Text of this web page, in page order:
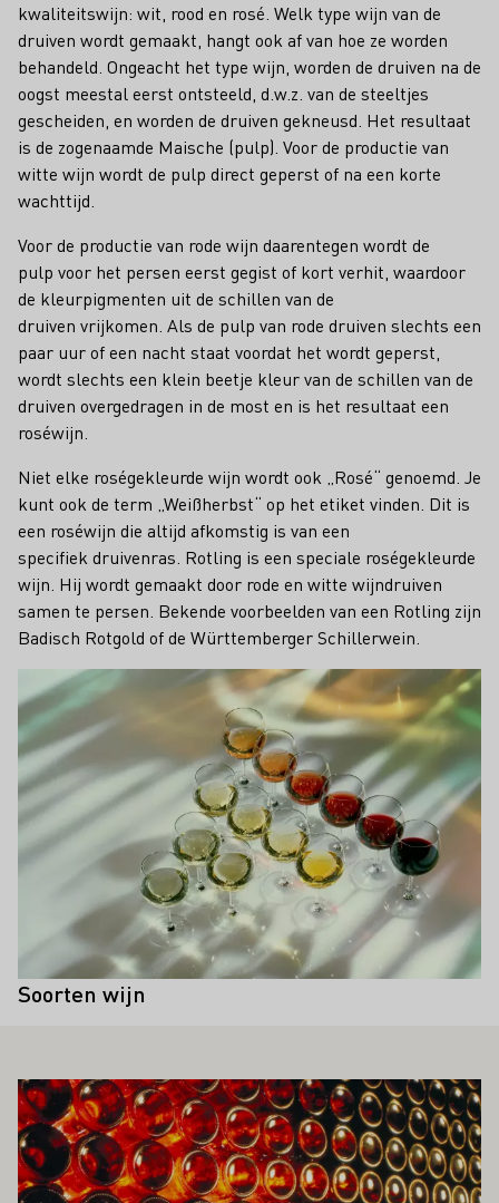
kwaliteitswijn: wit, rood en rosé. Welk type wijn van de
druiven wordt gemaakt, hangt ook af van hoe ze worden
behandeld. Ongeacht het type wijn, worden de druiven na de
oogst meestal eerst ontsteeld, d.w.z. van de steeltjes
gescheiden, en worden de druiven gekneusd. Het resultaat
is de zogenaamde Maische (pulp). Voor de productie van
witte wijn wordt de pulp direct geperst of na een korte
wachttijd.
Voor de productie van rode wijn daarentegen wordt de
pulp voor het persen eerst gegist of kort verhit, waardoor
de kleurpigmenten uit de schillen van de
druiven vrijkomen. Als de pulp van rode druiven slechts een
paar uur of een nacht staat voordat het wordt geperst,
wordt slechts een klein beetje kleur van de schillen van de
druiven overgedragen in de most en is het resultaat een
roséwijn.
Niet elke roségekleurde wijn wordt ook „Rosé“ genoemd. Je
kunt ook de term „Weißherbst“ op het etiket vinden. Dit is
een roséwijn die altijd afkomstig is van een
specifiek druivenras. Rotling is een speciale roségekleurde
wijn. Hij wordt gemaakt door rode en witte wijndruiven
samen te persen. Bekende voorbeelden van een Rotling zijn
Badisch Rotgold of de Württemberger Schillerwein.
Zijn er speciale druivenrassen
voor rosé?
Nee, in principe zijn alle rode
druivenrassen geschikt om roséwijn
van te maken.
Teaser
Soorten wijn
INTERESSEREN
Meer informatie